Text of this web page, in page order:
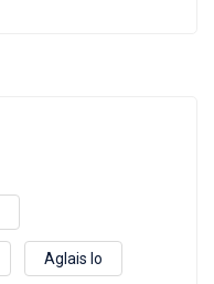
Aglais Io